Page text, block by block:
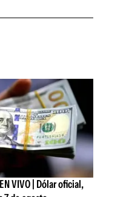
VIVO | Dólar oficial,